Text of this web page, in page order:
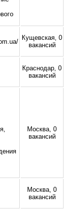
Кущевская, 0
вакансий
Краснодар, 0
вакансий
Москва, 0
вакансий
Москва, 0
вакансий